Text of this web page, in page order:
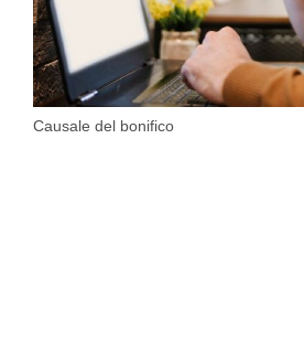
Causale del bonifico